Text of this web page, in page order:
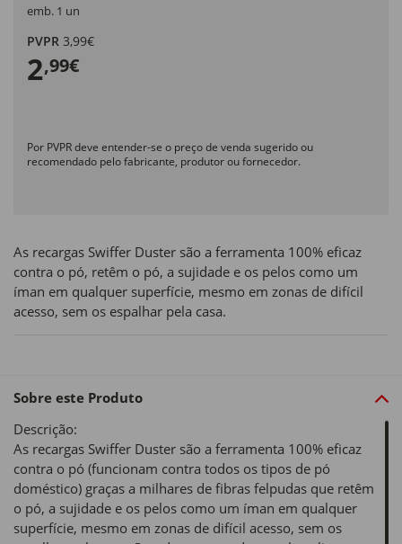
emb. 1 un
PVPR 3,99€
2,99€
Por PVPR deve entender-se o preço de venda sugerido ou
recomendado pelo fabricante, produtor ou fornecedor.
As recargas Swiffer Duster são a ferramenta 100% eficaz
contra o pó, retêm o pó, a sujidade e os pelos como um
íman em qualquer superfície, mesmo em zonas de difícil
acesso, sem os espalhar pela casa.
Sobre este Produto
Descrição:
As recargas Swiffer Duster são a ferramenta 100% eficaz
contra o pó (funcionam contra todos os tipos de pó
doméstico) graças a milhares de fibras felpudas que retêm
o pó, a sujidade e os pelos como um íman em qualquer
superfície, mesmo em zonas de difícil acesso, sem os